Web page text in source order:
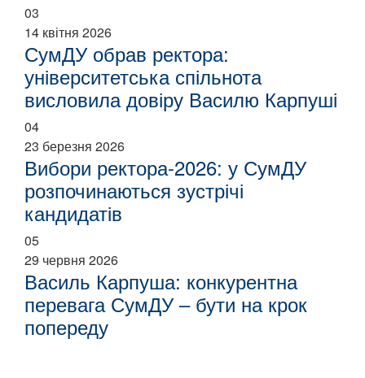
03
14 квітня 2026
СумДУ обрав ректора:
університетська спільнота
висловила довіру Василю Карпуші
04
23 березня 2026
Вибори ректора-2026: у СумДУ
розпочинаються зустрічі
кандидатів
05
29 червня 2026
Василь Карпуша: конкурентна
перевага СумДУ – бути на крок
попереду